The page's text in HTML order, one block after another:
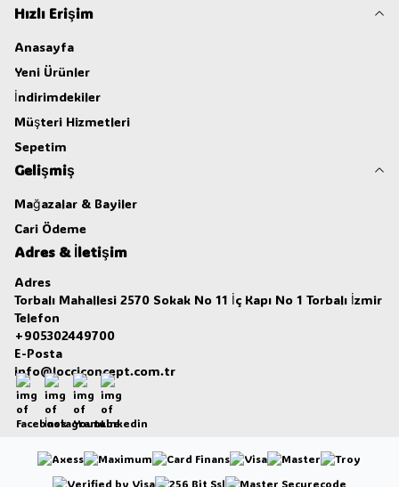
Hızlı Erişim
Anasayfa
Yeni Ürünler
İndirimdekiler
Müşteri Hizmetleri
Sepetim
Gelişmiş
Mağazalar & Bayiler
Cari Ödeme
Adres & İletişim
Adres
Torbalı Mahallesi 2570 Sokak No 11 İç Kapı No 1 Torbalı İzmir
Telefon
+905302449700
E-Posta
info@locciconcept.com.tr
Facebookİnstagram
YoutubeLinkedin